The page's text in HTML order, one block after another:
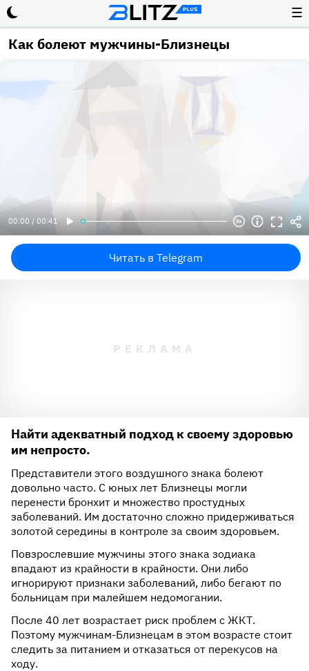
☰
Как болеют мужчины-Близнецы
00:00 / 00:41
Читать в Telegram
Найти адекватный подход к своему здоровью
им непросто.
Представители этого воздушного знака болеют
довольно часто. С юных лет Близнецы могли
перенести бронхит и множество простудных
заболеваний. Им достаточно сложно придерживаться
золотой середины в контроле за своим здоровьем.
Повзрослевшие мужчины этого знака зодиака
впадают из крайности в крайности. Они либо
игнорируют признаки заболеваний, либо бегают по
больницам при малейшем недомогании.
После 40 лет возрастает риск проблем с ЖКТ.
Поэтому мужчинам-Близнецам в этом возрасте стоит
следить за питанием и отказаться от перекусов на
ходу.